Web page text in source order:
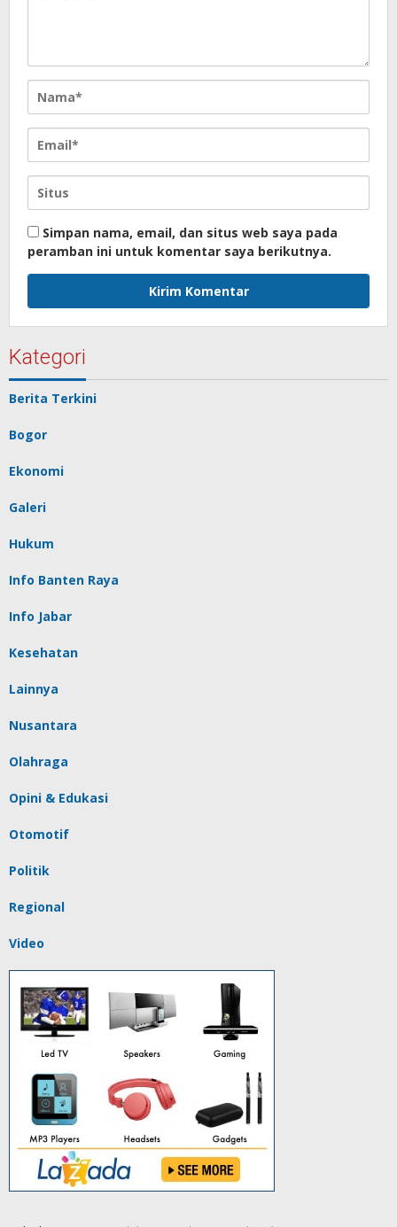
Simpan nama, email, dan situs web saya pada
peramban ini untuk komentar saya berikutnya.
Kategori
Berita Terkini
Bogor
Ekonomi
Galeri
Hukum
Info Banten Raya
Info Jabar
Kesehatan
Lainnya
Nusantara
Olahraga
Opini & Edukasi
Otomotif
Politik
Regional
Video